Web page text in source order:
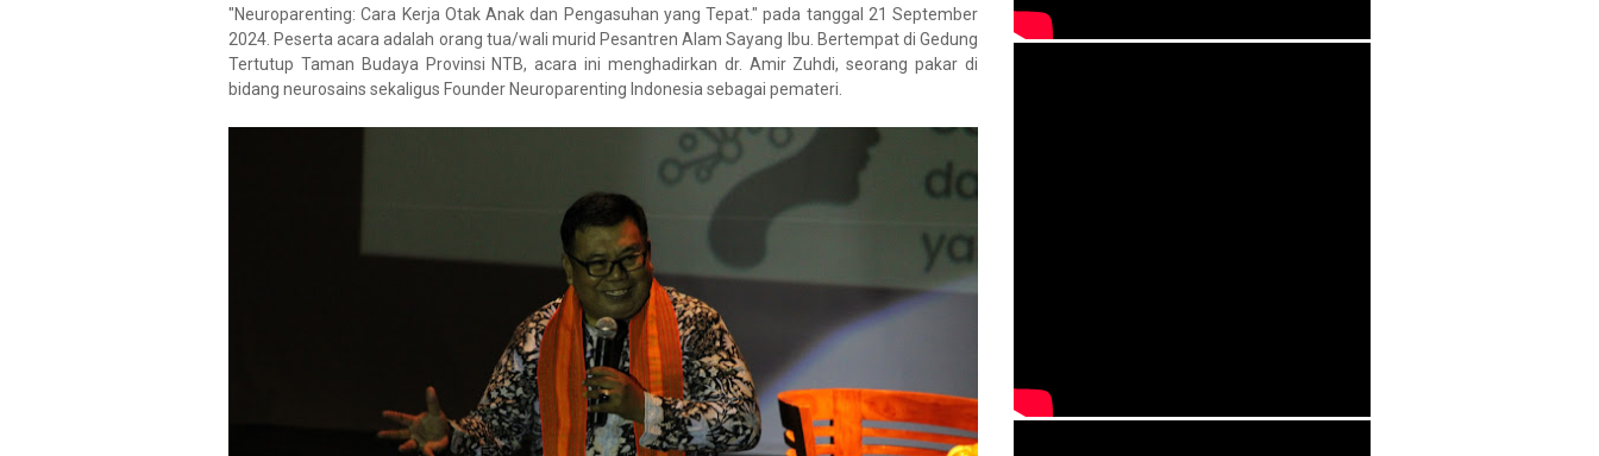
"Neuroparenting: Cara Kerja Otak Anak dan Pengasuhan yang Tepat." pada tanggal 21 September
2024. Peserta acara adalah orang tua/wali murid Pesantren Alam Sayang Ibu. Bertempat di Gedung
Tertutup Taman Budaya Provinsi NTB, acara ini menghadirkan dr. Amir Zuhdi, seorang pakar di
bidang neurosains sekaligus Founder Neuroparenting Indonesia sebagai pemateri.